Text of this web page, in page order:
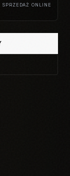
SPRZEDAŻ ONLINE